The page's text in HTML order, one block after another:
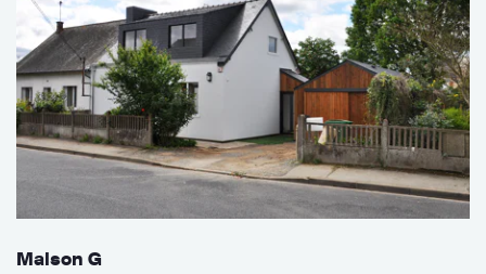
Maison G